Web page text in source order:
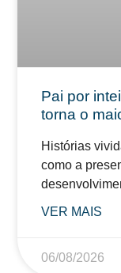
Pai por
torna o
Histórias
como a
VER MAIS
06/08/2026